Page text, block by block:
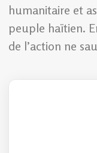
humanitaire et
peuple haïtien.
de l’action ne